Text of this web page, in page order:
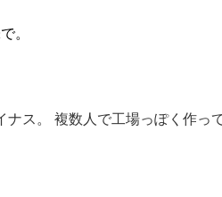
。
ス。 複数人で工場っぽく作っ